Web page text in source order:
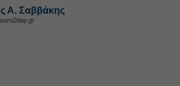
Α. Σαββάκης